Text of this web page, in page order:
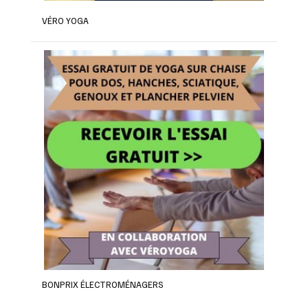
VÉRO YOGA
BONPRIX ÉLECTROMÉNAGERS